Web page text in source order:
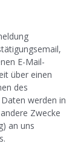
E-Mail-
über einen
des
werden in
Zwecke
an uns